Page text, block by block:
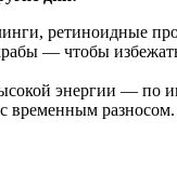
ретиноидные
— чтобы
энергии — по
временным разносом.